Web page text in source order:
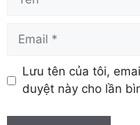
Email
Lưu tên của tôi,
duyệt này cho lần